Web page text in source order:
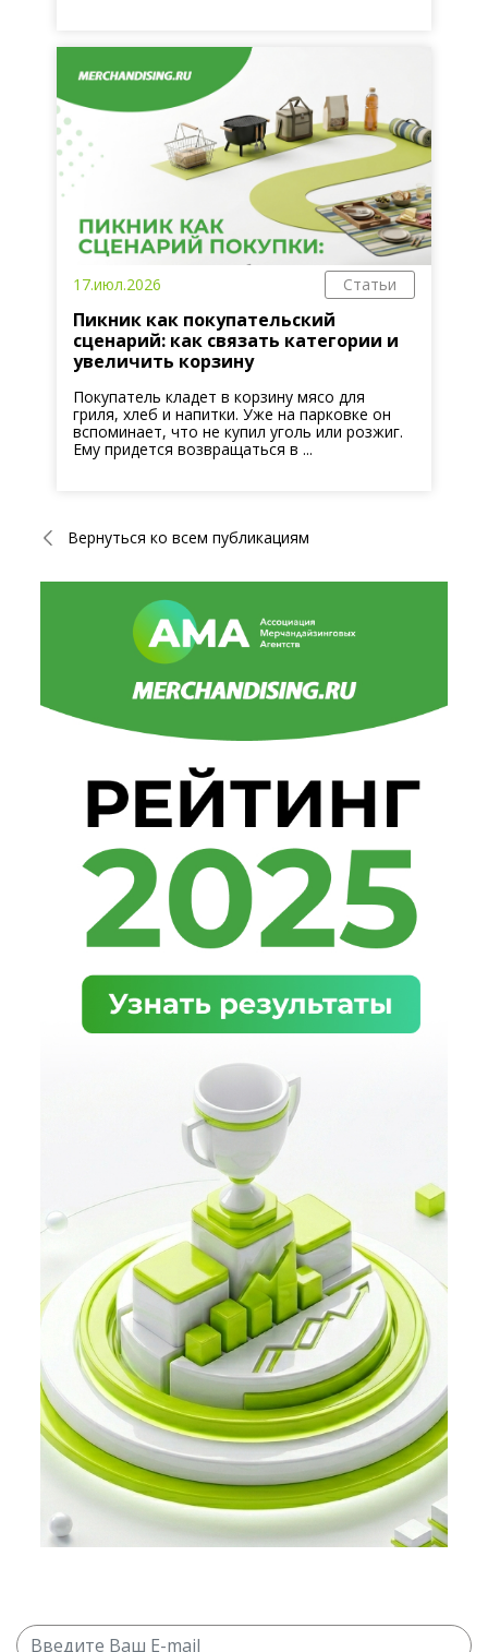
17.июл.2026 Статьи
Пикник как покупательский
сценарий: как связать категории и
увеличить корзину
Покупатель кладет в корзину мясо для
гриля, хлеб и напитки. Уже на парковке он
вспоминает, что не купил уголь или розжиг.
Ему придется возвращаться в ...
Вернуться ко всем публикациям